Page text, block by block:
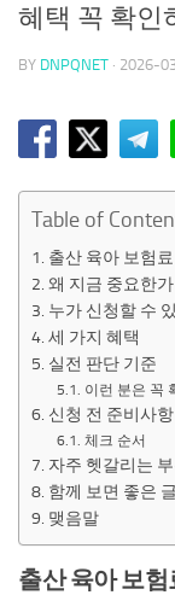
혜택 꼭 확인
BY DNPQNET · 2026-
Table of
출산 육아 보험
왜 지금 중요한가
누가 신청할 수
세 가지 혜택
실전 판단 기준
이런 분은 꼭
신청 전 준비사항
체크 순서
자주 헷갈리는
함께 보면 좋은 글
맺음말
출산 육아 보